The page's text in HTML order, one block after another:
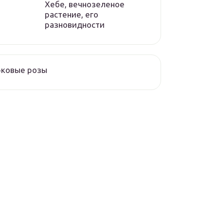
Хебе, вечнозеленое
растение, его
разновидности
розы